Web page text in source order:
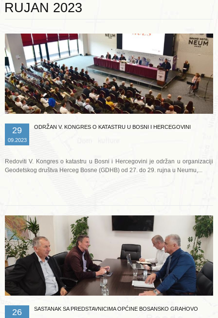
RUJAN 2023
29
09.2023
ODRŽAN V. KONGRES O KATASTRU U BOSNI I HERCEGOVINI
Redoviti V. Kongres o katastru u Bosni i Hercegovini je održan u organizaciji
Geodetskog društva Herceg Bosne (GDHB) od 27. do 29. rujna u Neumu,...
26 SASTANAK SA PREDSTAVNICIMA OPĆINE BOSANSKO GRAHOVO